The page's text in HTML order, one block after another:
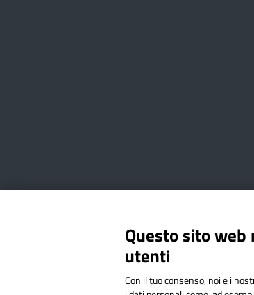
Amministrazione TrasparenteAlbo online
Via Cesare Bollea
Codice Fiscale:
Questo sito
utenti
Con il tuo consenso, noi e i